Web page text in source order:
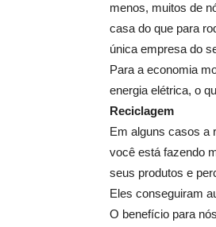
menos, muitos de
casa do que para
única empresa do
Para a economia
energia elétrica, o
Reciclagem
Em alguns casos a
você está fazendo
seus produtos e
Eles conseguiram
O benefício para